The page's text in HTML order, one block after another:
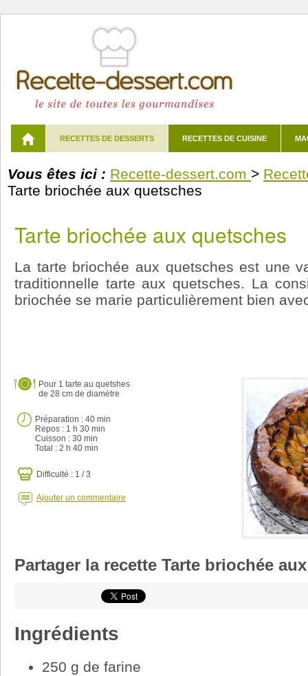
RECETTES DE DESSERTS RECETTES DE CUISINE
Vous êtes ici : Recette-dessert.com >
Tarte briochée aux quetsches
Tarte briochée aux quetsches
La tarte briochée aux quetsches est une
traditionnelle tarte aux quetsches. La
briochée se marie particulièrement bien
Pour 1 tarte au quetshes
de 28 cm de diamètre
Préparation : 40 min
Repos : 1 h 30 min
Cuisson : 30 min
Total : 2 h 40 min
Difficulté : 1 / 3
Ajouter un commentaire
Partager la recette Tarte briochée
Ingrédients
250 g de farine